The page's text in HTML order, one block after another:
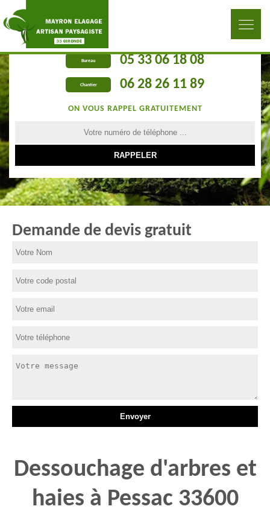
Bureau 05 33 06 18 08
Chantier 06 28 26 11 89
ON VOUS RAPPEL GRATUITEMENT
Demande de devis gratuit
Dessouchage d'arbres et
haies à Pessac 33600